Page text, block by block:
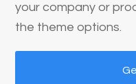
your company or
the theme options.